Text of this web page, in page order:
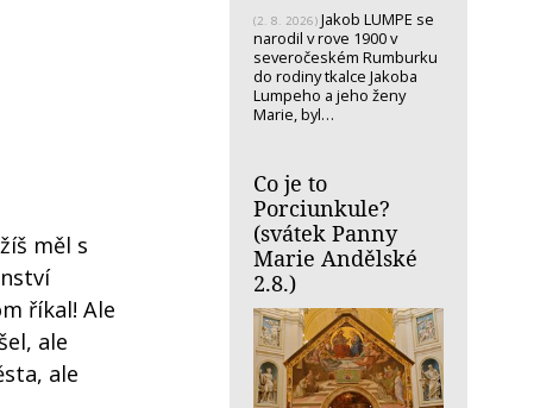
měl s
říkal! Ale
ale
ale
(2. 8. 2026) Jakob LUMPE se
narodil v rove 1900 v
severočeském Rumburku
do rodiny tkalce Jakoba
Lumpeho a jeho ženy
Marie, byl…
Co je to
Porciunkule?
(svátek Panny
Marie Andělské
2.8.)